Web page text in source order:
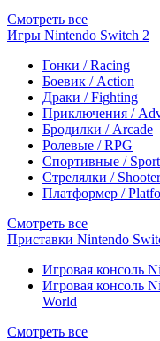
Смотреть все
Игры Nintendo Switch 2
Гонки / Racing
Боевик / Action
Драки / Fighting
Приключения /
Бродилки / Arcade
Ролевые / RPG
Спортивные / Sport
Стрелялки / Shooter
Платформер /
Смотреть все
Приставки Nintendo
Игровая консоль
Игровая консоль
World
Смотреть все